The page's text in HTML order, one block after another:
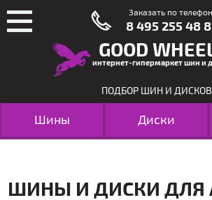
GOOD
интернет-гипермаркет шин и
ПОДБОР ШИН И ДИСКОВ
Шины Диски
ШИНЫ И ДИСКИ ДЛЯ
Заказать по
8 495 255 48